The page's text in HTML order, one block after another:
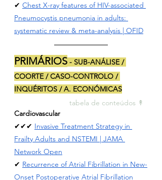
✔ Chest X-ray features of HIV-associated
Pneumocystis pneumonia in adults:
systematic review & meta-analysis | OFID
PRIMÁRIOS - SUB-ANÁLISE /
COORTE / CASO-CONTROLO /
INQUÉRITOS / A. ECONÓMICAS
tabela de conteúdos ↟
Cardiovascular
✔✔✔ Invasive Treatment Strategy in
Frailty Adults and NSTEMI | JAMA
Network Open
✔ Recurrence of Atrial Fibrillation in New-
Onset Postoperative Atrial Fibrillation